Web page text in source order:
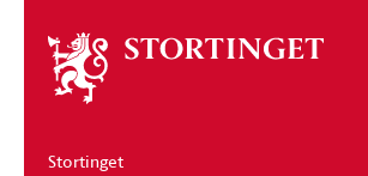
Om
stortinget
Stortinget